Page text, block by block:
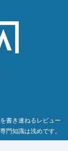
書き連ねるレビュー
門知識は浅めです。